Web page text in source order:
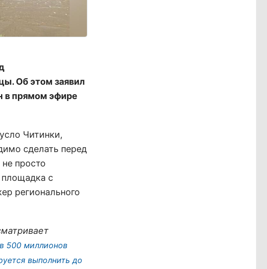
Об этом заявил
в прямом эфире
Читинки,
сделать перед
просто
с
регионального
в 500 миллионов
выполнить до